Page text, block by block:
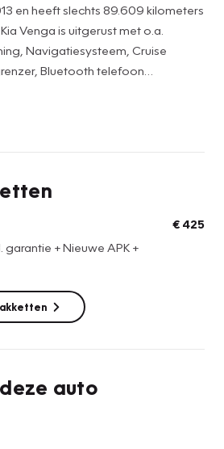
en heeft slechts 89.609 kilometers
Venga is uitgerust met o.a.
Navigatiesysteem, Cruise
Bluetooth telefoon
voor, Automatisch verstelbare
bedienbare ramen voor, USB en
lak, enz...
garantie + Nieuwe APK +
€ 425
auto